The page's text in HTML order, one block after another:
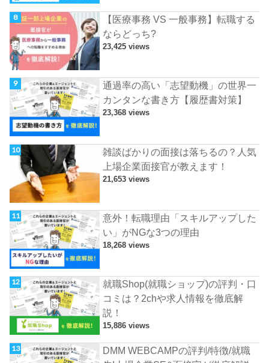
【医療事務 VS 一般事務】転職する
ならどっち?
23,425 views
通過率の高い「志望動機」の世界一
カンタンな書き方【履歴書対策】
23,368 views
雑談ばかりの面接は落ちるの？人気
上場企業面接官が教えます！
21,653 views
意外！転職理由「スキルアップした
い」がNGな3つの理由
18,268 views
就職Shop(就職ショップ)の評判・口
コミは？2chや求人情報を徹底解
説！
15,886 views
DMM WEBCAMPの評判/特徴/就職